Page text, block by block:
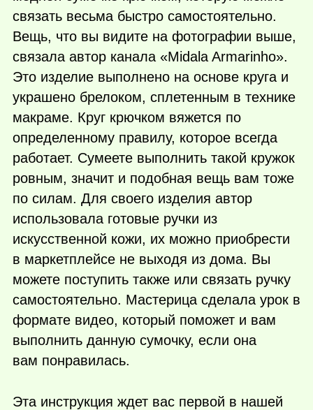
связать весьма быстро самостоятельно.
Вещь, что вы видите на фотографии выше,
связала автор канала «Midala Armarinho».
Это изделие выполнено на основе круга и
украшено брелоком, сплетенным в технике
макраме. Круг крючком вяжется по
определенному правилу, которое всегда
работает. Сумеете выполнить такой кружок
ровным, значит и подобная вещь вам тоже
по силам. Для своего изделия автор
использовала готовые ручки из
искусственной кожи, их можно приобрести
в маркетплейсе не выходя из дома. Вы
можете поступить также или связать ручку
самостоятельно. Мастерица сделала урок в
формате видео, который поможет и вам
выполнить данную сумочку, если она
вам понравилась.
Эта инструкция ждет вас первой в нашей